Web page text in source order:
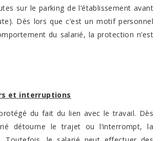
sur le parking de l’établissement avant
Dès lors que c’est un motif personnel
du salarié, la protection n’est
et interruptions
du fait du lien avec le travail. Dès
détourne le trajet ou l’interrompt, la